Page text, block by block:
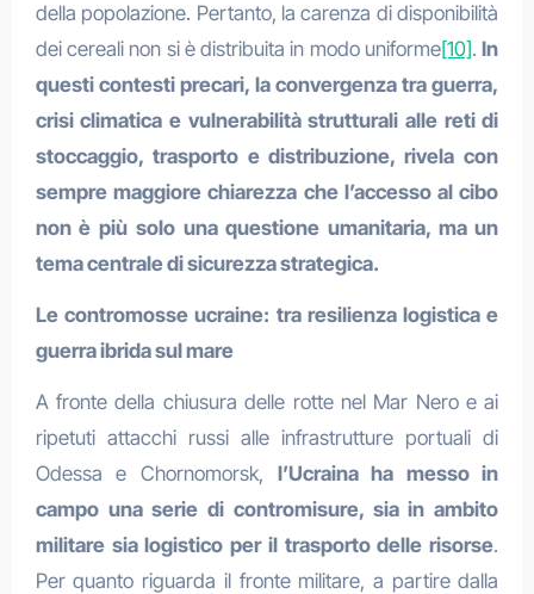
della popolazione. Pertanto, la carenza di disponibilità
dei cereali non si è distribuita in modo uniforme[10]. In
questi contesti precari, la convergenza tra guerra,
crisi climatica e vulnerabilità strutturali alle reti di
stoccaggio, trasporto e distribuzione, rivela con
sempre maggiore chiarezza che l’accesso al cibo
non è più solo una questione umanitaria, ma un
tema centrale di sicurezza strategica.
Le contromosse ucraine: tra resilienza logistica e
guerra ibrida sul mare
A fronte della chiusura delle rotte nel Mar Nero e ai
ripetuti attacchi russi alle infrastrutture portuali di
Odessa e Chornomorsk, l’Ucraina ha messo in
campo una serie di contromisure, sia in ambito
militare sia logistico per il trasporto delle risorse.
Per quanto riguarda il fronte militare, a partire dalla